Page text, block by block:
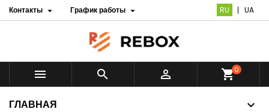
Контакты  График работы  RU UA
   shopping_cart0
ГЛАВНАЯ